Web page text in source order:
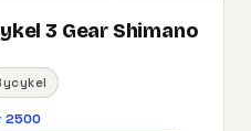
3 Gear Shimano
2500